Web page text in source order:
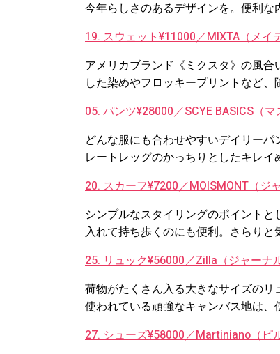
今年らしさのあるデザインを。便利な
19. スウェット¥11000／MIXTA（メイ
アメリカブランド《ミクスタ》の風
した染めやフロッキープリントなど、
05. パンツ¥28000／SCYE BASICS（
どんな服にも合わせやすいデイリー
レートレッグのかっちりとしたキレイ
20. スカーフ¥7200／MOISMONT（ジ
シンプルなスタイリングのポイント
入れて持ち歩くのにも便利。さらりと
25. リュック¥56000／Zilla（ジャーナ
荷物がたくさん入る大きなサイズの
使われている頑強なキャンバス地は、
27. シューズ¥58000／Martiniano（ピ